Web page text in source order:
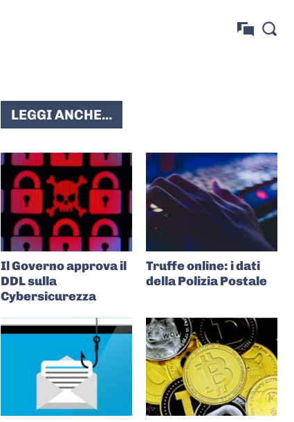
LEGGI ANCHE...
Il Governo approva il
DDL sulla
Cybersicurezza
Truffe online: i dati
della Polizia Postale